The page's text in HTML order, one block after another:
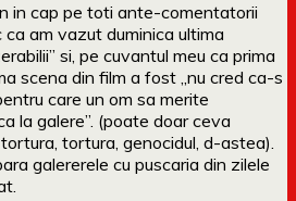
in cap pe toti ante-comentatorii
ca am vazut duminica ultima
si, pe cuvantul meu ca prima
scena din film a fost „nu cred ca-s
care un om sa merite
la galere”. (poate doar ceva
tortura, genocidul, d-astea).
galererele cu puscaria din zilele